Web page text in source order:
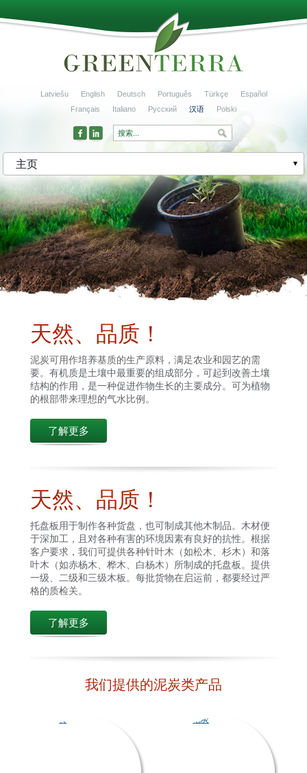
Latviešu English Deutsch Português Türkçe
Español
Français
Italiano Русский 汉语 Polski
主页
天然、品质！
泥炭可用作培养基质的生产原料，满足农业和园艺的需
要。有机质是土壤中最重要的组成部分，可起到改善土壤
结构的作用，是一种促进作物生长的主要成分。可为植物
的根部带来理想的气水比例。
了解更多
天然、品质！
托盘板用于制作各种货盘，也可制成其他木制品。木材便
于深加工，且对各种有害的环境因素有良好的抗性。根据
客户要求，我们可提供各种针叶木（如松木、杉木）和落
叶木（如赤杨木、桦木、白杨木）所制成的托盘板。提供
一级、二级和三级木板。每批货物在启运前，都要经过严
格的质检关。
了解更多
我们提供的泥炭类产品